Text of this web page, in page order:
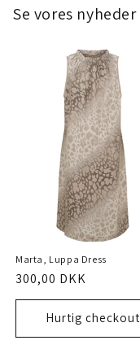
Se vores nyheder
Marta, Luppa Dress
Normalpris
300,00 DKK
Hurtig checkout